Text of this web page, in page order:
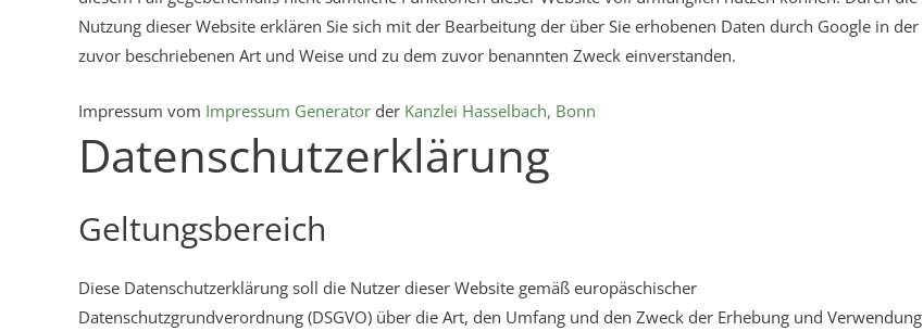
Nutzung dieser Website erklären Sie sich mit der Bearbeitung der über Sie erhobenen Daten durch Google in der
zuvor beschriebenen Art und Weise und zu dem zuvor benannten Zweck einverstanden.
Impressum vom Impressum Generator der Kanzlei Hasselbach, Bonn
Datenschutzerklärung
Geltungsbereich
Diese Datenschutzerklärung soll die Nutzer dieser Website gemäß europäschischer
Datenschutzgrundverordnung (DSGVO) über die Art, den Umfang und den Zweck der Erhebung und Verwendung